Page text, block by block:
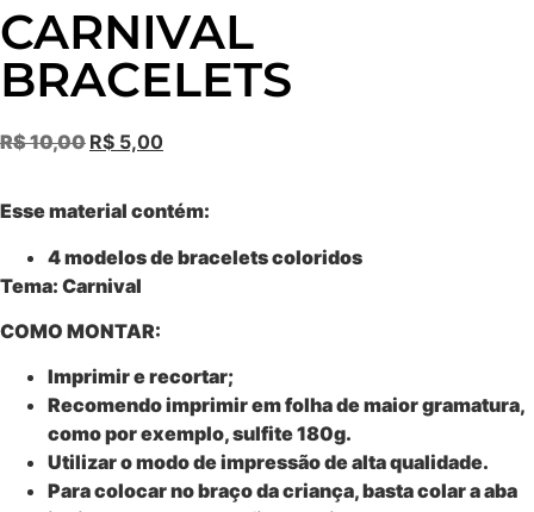
CARNIVAL
BRACELETS
R$10,00 R$ 5,00
Esse material contém:
4 modelos de bracelets coloridos
Tema: Carnival
COMO MONTAR:
Imprimir e recortar;
Recomendo imprimir em folha de maior gramatura,
como por exemplo, sulfite 180g.
Utilizar o modo de impressão de alta qualidade.
Para colocar no braço da criança, basta colar a aba